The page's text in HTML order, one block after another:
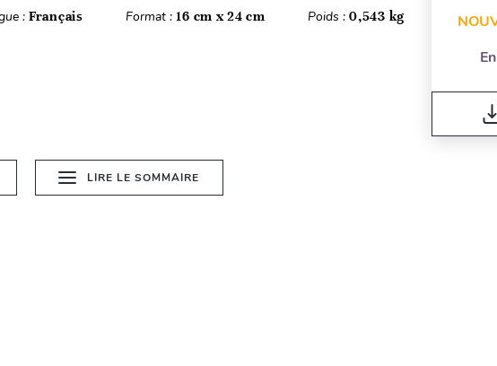
:Français Format :16 cm x 24 cm Poids :0,543 kg
LIRE LE SOMMAIRE